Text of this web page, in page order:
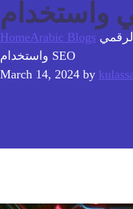
HomeArabic Blogs
واستخدام SEO
March 14, 2024 by